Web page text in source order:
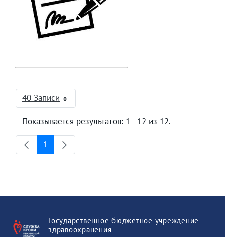
40 ЗаписиНа страницу
Показывается результатов: 1 - 12 из 12.
Страница
1
Государственное бюджетное учреждение
здравоохранения